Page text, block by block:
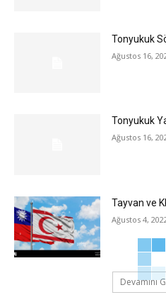
Tonyukuk
Ağustos 16,
Tonyukuk
Ağustos 16,
Tayvan ve
Ağustos 4,
Devamını